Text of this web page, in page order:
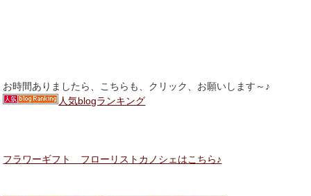
お時間ありましたら、こちらも、クリック、お願いします～♪
人気blogランキング
フラワーギフト フローリストカノシェはこちら♪